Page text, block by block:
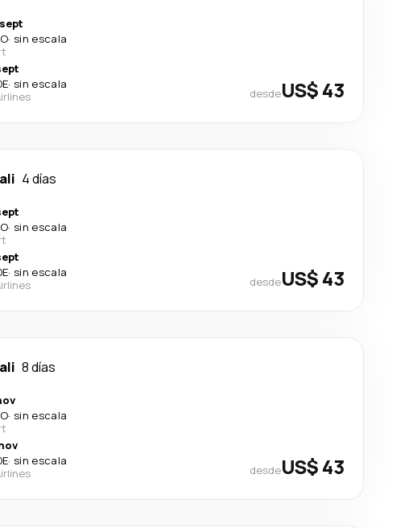
· sin escala
· sin escala
desdeUS$ 43
4 días
· sin escala
· sin escala
desdeUS$ 43
8 días
· sin escala
· sin escala
desdeUS$ 43